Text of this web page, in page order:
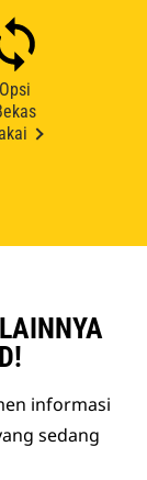
Opsi
informasi
sedang